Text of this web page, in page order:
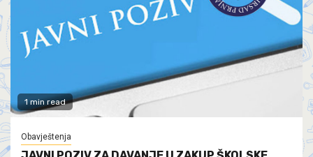
1 min read
Obavještenja